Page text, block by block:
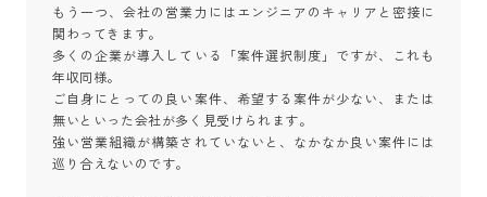
もう一つ、会社の営業力にはエンジニアのキャリアと密接に
関わってきます。
多くの企業が導入している「案件選択制度」ですが、これも
年収同様。
ご自身にとっての良い案件、希望する案件が少ない、または
無いといった会社が多く見受けられます。
強い営業組織が構築されていないと、なかなか良い案件には
巡り合えないのです。